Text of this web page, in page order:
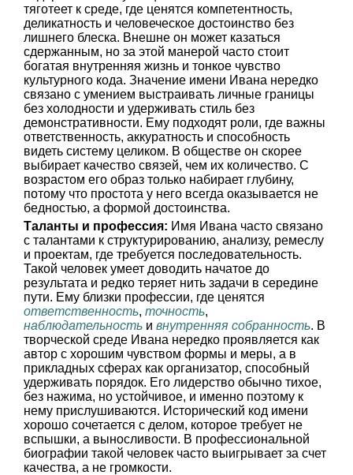
тяготеет к среде, где ценятся компетентность,
деликатность и человеческое достоинство без
лишнего блеска. Внешне он может казаться
сдержанным, но за этой манерой часто стоит
богатая внутренняя жизнь и тонкое чувство
культурного кода. Значение имени Ивана нередко
связано с умением выстраивать личные границы
без холодности и удерживать стиль без
демонстративности. Ему подходят роли, где важны
ответственность, аккуратность и способность
видеть систему целиком. В обществе он скорее
выбирает качество связей, чем их количество. С
возрастом его образ только набирает глубину,
потому что простота у него всегда оказывается не
бедностью, а формой достоинства.
Таланты и профессия: Имя Ивана часто связано
с талантами к структурированию, анализу, ремеслу
и проектам, где требуется последовательность.
Такой человек умеет доводить начатое до
результата и редко теряет нить задачи в середине
пути. Ему близки профессии, где ценятся
ответственность, точность,
наблюдательность и внутренняя собранность. В
творческой среде Ивана нередко проявляется как
автор с хорошим чувством формы и меры, а в
прикладных сферах как организатор, способный
удерживать порядок. Его лидерство обычно тихое,
без нажима, но устойчивое, и именно поэтому к
нему прислушиваются. Исторический код имени
хорошо сочетается с делом, которое требует не
вспышки, а выносливости. В профессиональной
биографии такой человек часто выигрывает за счет
качества, а не громкости.